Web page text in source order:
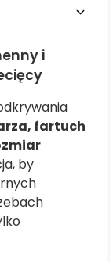
i
fartuch
by